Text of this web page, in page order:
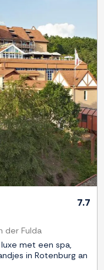
Next
7.7
der Fulda
met een spa,
in Rotenburg an